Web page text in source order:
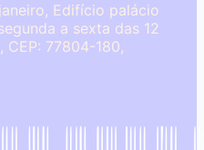
Edifício palácio
a sexta das 12
CEP: 77804-180,